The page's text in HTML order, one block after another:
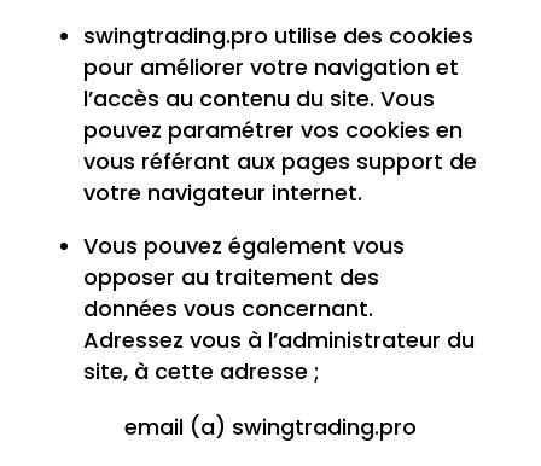
swingtrading.pro utilise des cookies
pour améliorer votre navigation et
l’accès au contenu du site. Vous
pouvez paramétrer vos cookies en
vous référant aux pages support de
votre navigateur internet.
Vous pouvez également vous
opposer au traitement des
données vous concernant.
Adressez vous à l’administrateur du
site, à cette adresse ;
email (a) swingtrading.pro